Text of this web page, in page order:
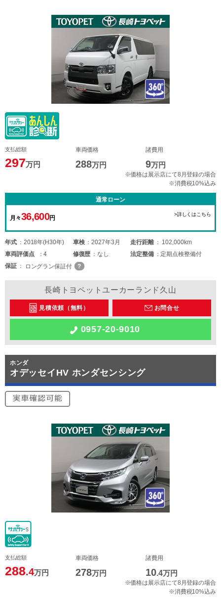
支払総額
297万円
車両価格
288万円
諸費用
9万円
※価格は展示店にて8月登録の場合
※消費税10%込み
通常ローン
月々36,600円
>詳しくはこちら
年式 2018年(H30年) 車検 2027年3月 走行距離
102,000km
車両評価点 4 修復歴 なし 法定整備
定期点検整備付
保証
ロングラン保証付
長崎トヨペットユーカーランド久山
見積依頼（無料） お問合せ
0957-20-9010
ホンダ
オデッセイHV ホンダセンシング
支払総額
288.4万円
車両価格
278万円
諸費用
10.4万円
※価格は展示店にて8月登録の場合
※消費税10%込み